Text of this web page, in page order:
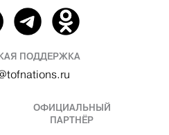
ПОДДЕРЖКА
ОФИЦИАЛЬНЫЙ
ПАРТНЁР